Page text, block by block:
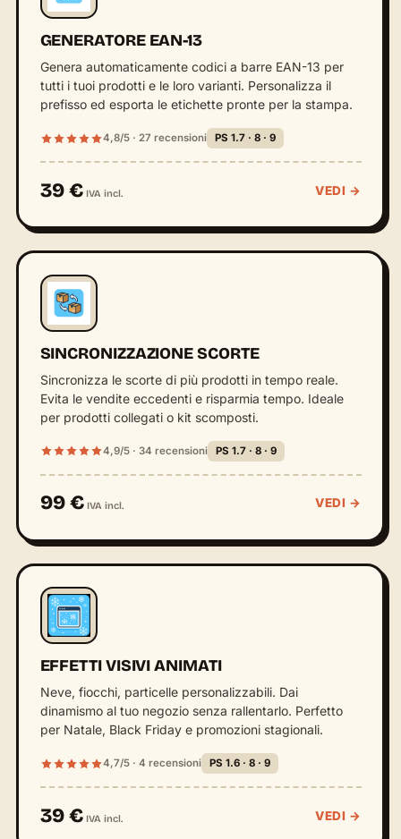
GENERATORE EAN-13
Genera automaticamente codici a barre EAN-13 per
tutti i tuoi prodotti e le loro varianti. Personalizza il
prefisso ed esporta le etichette pronte per la stampa.
4,8/5 · 27 recensioni PS 1.7 · 8 · 9
39 € IVA incl. VEDI →
SINCRONIZZAZIONE SCORTE
Sincronizza le scorte di più prodotti in tempo reale.
Evita le vendite eccedenti e risparmia tempo. Ideale
per prodotti collegati o kit scomposti.
4,9/5 · 34 recensioni PS 1.7 · 8 · 9
99 € IVA incl. VEDI →
EFFETTI VISIVI ANIMATI
Neve, fiocchi, particelle personalizzabili. Dai
dinamismo al tuo negozio senza rallentarlo. Perfetto
per Natale, Black Friday e promozioni stagionali.
4,7/5 · 4 recensioni PS 1.6 · 8 · 9
39 € IVA incl. VEDI →